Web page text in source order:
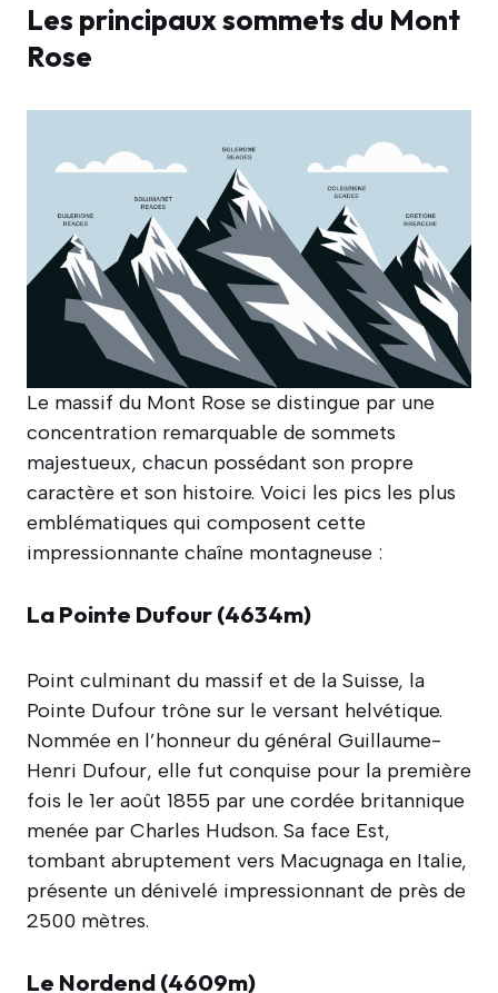
Les principaux sommets du Mont
Rose
Le massif du Mont Rose se distingue par une
concentration remarquable de sommets
majestueux, chacun possédant son propre
caractère et son histoire. Voici les pics les plus
emblématiques qui composent cette
impressionnante chaîne montagneuse :
La Pointe Dufour (4634m)
Point culminant du massif et de la Suisse, la
Pointe Dufour trône sur le versant helvétique.
Nommée en l’honneur du général Guillaume-
Henri Dufour, elle fut conquise pour la première
fois le 1er août 1855 par une cordée britannique
menée par Charles Hudson. Sa face Est,
tombant abruptement vers Macugnaga en Italie,
présente un dénivelé impressionnant de près de
2500 mètres.
Le Nordend (4609m)